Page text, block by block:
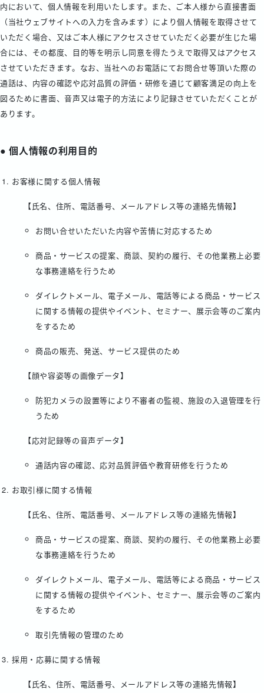
内において、個人情報を利用いたします。また、ご本人様から直接書面
（当社ウェブサイトへの入力を含みます）により個人情報を取得させて
いただく場合、又はご本人様にアクセスさせていただく必要が生じた場
合には、その都度、目的等を明示し同意を得たうえで取得又はアクセス
させていただきます。なお、当社へのお電話にてお問合せ等頂いた際の
通話は、内容の確認や応対品質の評価・研修を通じて顧客満足の向上を
図るために書面、音声又は電子的方法により記録させていただくことが
あります。
● 個人情報の利用目的
お客様に関する個人情報
【氏名、住所、電話番号、メールアドレス等の連絡先情報】
お問い合せいただいた内容や苦情に対応するため
商品・サービスの提案、商談、契約の履行、その他業務上必要
な事務連絡を行うため
ダイレクトメール、電子メール、電話等による商品・サービス
に関する情報の提供やイベント、セミナー、展示会等のご案内
をするため
商品の販売、発送、サービス提供のため
【顔や容姿等の画像データ】
防犯カメラの設置等により不審者の監視、施設の入退管理を行
うため
【応対記録等の音声データ】
通話内容の確認、応対品質評価や教育研修を行うため
お取引様に関する情報
【氏名、住所、電話番号、メールアドレス等の連絡先情報】
商品・サービスの提案、商談、契約の履行、その他業務上必要
な事務連絡を行うため
ダイレクトメール、電子メール、電話等による商品・サービス
に関する情報の提供やイベント、セミナー、展示会等のご案内
をするため
取引先情報の管理のため
採用・応募に関する情報
【氏名、住所、電話番号、メールアドレス等の連絡先情報】